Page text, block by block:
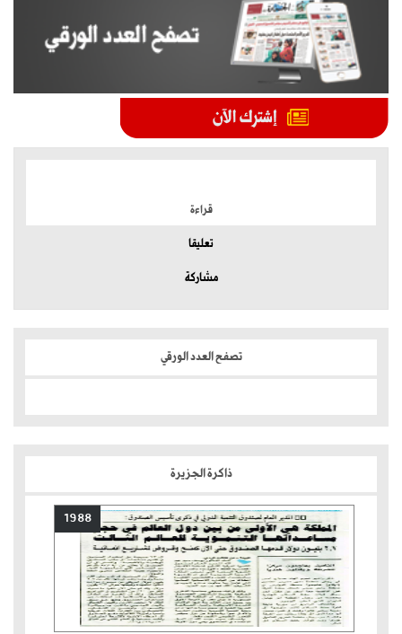
قراءة
تعليقا
مشاركة
تصفح العدد الورقي
ذاكرة الجزيرة
1988